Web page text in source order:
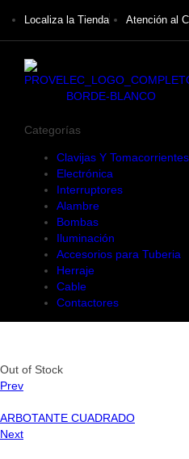
Localiza la Tienda Atención al
Categorías
Clavijas Y Tomacorrientes
Electrónica
Interruptores
Alambre
Bombas
Iluminación
Accesorios para Tuberia
Herraje
Cable
Contactores
Out of Stock
Prev
ARBOTANTE CUADRADO
Next